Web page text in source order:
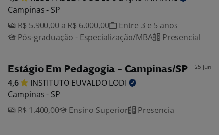
Campinas - SP
R$ 5.900,00 a R$ 6.000,00
Entre 3 e 5 anos
Pós-graduação - Especialização/MBA
Presencial
Estágio Em Pedagogia - Campinas/SP 25 jun
4,6 INSTITUTO EUVALDO LODI
Campinas - SP
R$ 1.400,00
Ensino Superior Presencial